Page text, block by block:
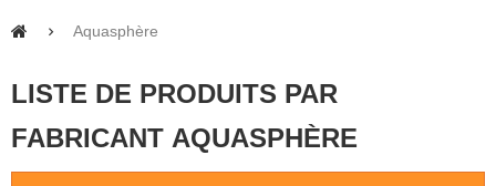
Aquasphère
LISTE DE PRODUITS PAR
FABRICANT AQUASPHÈRE